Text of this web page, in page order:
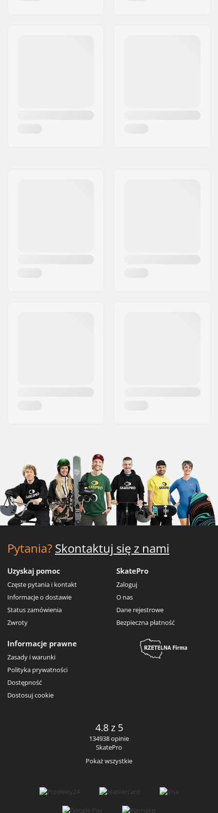
Pytania? Skontaktuj się z nami
Uzyskaj pomoc
Częste pytania i kontakt
Informacje o dostawie
Status zamówienia
Zwroty
SkatePro
Zaloguj
O nas
Dane rejestrowe
Bezpieczna płatność
Informacje prawne
Zasady i warunki
Polityka prywatności
Dostępność
Dostosuj cookie
4.8 z 5
134938 opinie
SkatePro
Pokaż wszystkie